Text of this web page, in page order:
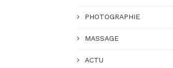
PHOTOGRAPHIE
MASSAGE
ACTU